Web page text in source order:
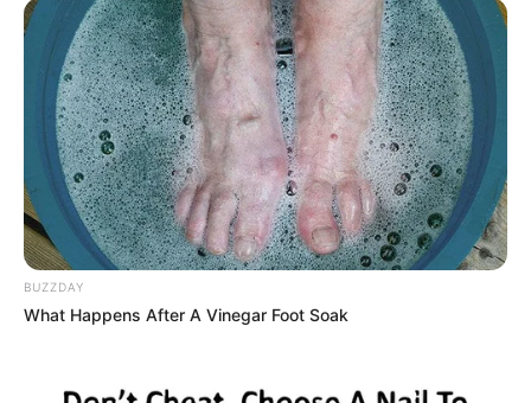
BUZZDAY
What Happens After A Vinegar Foot Soak